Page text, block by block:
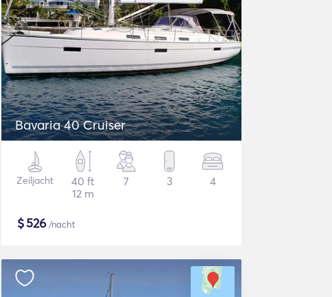
Bavaria 40 Cruiser
Zeiljacht
40 ft
12 m
7 3 4
$526/nacht